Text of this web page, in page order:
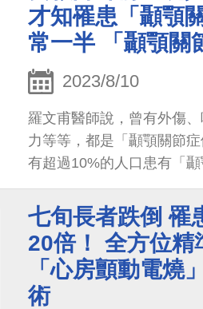
才知罹患「顳顎
常一半 「顳顎關
2023/8/10
羅文甫醫師說，曾有外傷
力等等，都是「顳顎關節
有超過10%的人口患有「
40歲），通常女性多於男
七旬長者跌倒 罹
20倍！ 全方位
「心房顫動電燒
術